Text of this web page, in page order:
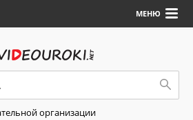
МЕНЮ
организации